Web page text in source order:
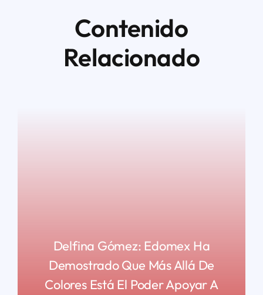
Contenido
Relacionado
Delfina Gómez: Edomex Ha
Demostrado Que Más Allá De
Colores Está El Poder Apoyar A